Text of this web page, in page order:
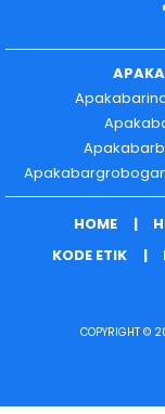
HOME
KODE ETIK
COPYRIGHT ©